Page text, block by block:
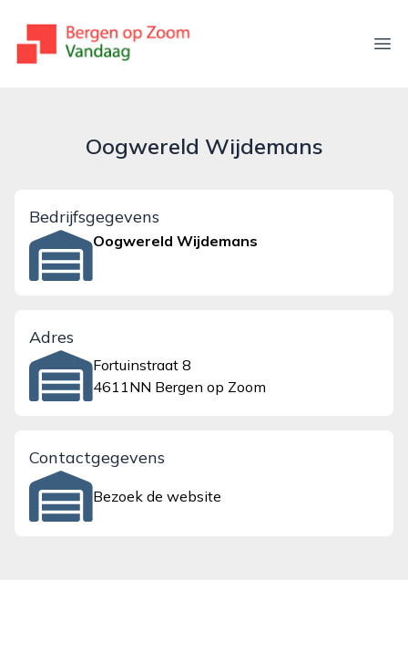
bergenopzoomvandaag.nl
Oogwereld Wijdemans
Bedrijfsgegevens
Oogwereld Wijdemans
Adres
Fortuinstraat 8
4611NN Bergen op Zoom
Contactgegevens
Bezoek de website